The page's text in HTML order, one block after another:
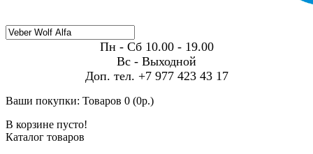
Пн - Сб 10.00 - 19.00
Вс - Выходной
Доп. тел. +7 977 423 43 17
Ваши покупки: Товаров 0 (0р.)
В корзине пусто!
Каталог товаров